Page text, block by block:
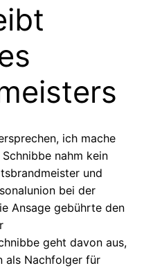
ich mache
nahm kein
und
bei der
Ansage gebührte den
geht davon aus,
als Nachfolger für